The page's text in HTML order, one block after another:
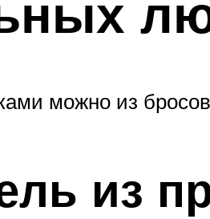
можно из
из